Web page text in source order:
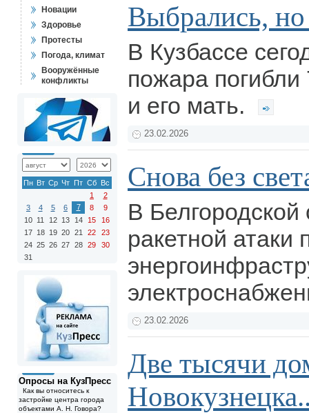
Новации
Здоровье
Протесты
Погода, климат
Вооружённые
конфликты
Пн Вт Ср Чт Пт Сб Вс
1
2
3
4 5 6 7 8
9
10 11 12 13 14 15
16
17 18 19 20 21 22
23
24 25 26 27 28 29
30
31
Опросы на КузПресс
Как вы относитесь к
застройке центра города
объектами А. Н. Говора?
Выбрались, но
В Кузбассе
пожара
и его мать.
23.02.2026
Снова без
В Белгородской
ракетной атаки
23.02.2026
Две тысячи